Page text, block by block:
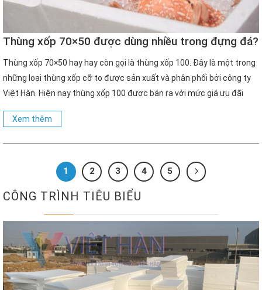
Thùng xốp 70×50 được dùng nhiều trong đựng đá?
Thùng xốp 70×50 hay hay còn gọi là thùng xốp 100. Đây là một trong
những loại thùng xốp cỡ to được sản xuất và phân phối bởi công ty
Việt Hàn. Hiện nay thùng xốp 100 được bán ra với mức giá ưu đãi
Xem thêm
1 2 3 4 5
CÔNG TRÌNH TIÊU BIỂU